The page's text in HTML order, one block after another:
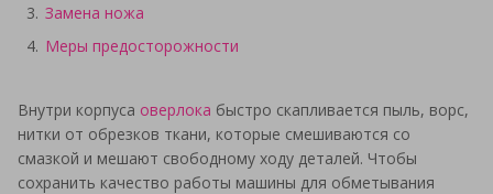
Замена ножа
Меры предосторожности
Внутри корпуса оверлока быстро скапливается пыль, ворс,
нитки от обрезков ткани, которые смешиваются со
смазкой и мешают свободному ходу деталей. Чтобы
сохранить качество работы машины для обметывания